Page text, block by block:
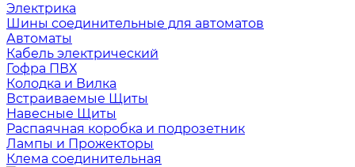
Электрика
Шины соединительные для автоматов
Автоматы
Кабель электрический
Гофра ПВХ
Колодка и Вилка
Встраиваемые Щиты
Навесные Щиты
Распаячная коробка и подрозетник
Лампы и Прожекторы
Клема соединительная